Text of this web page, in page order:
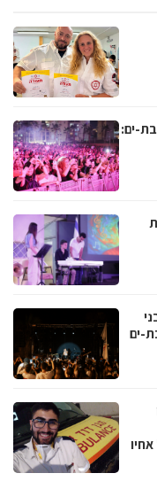
ה-100 לעיר בת-ים: